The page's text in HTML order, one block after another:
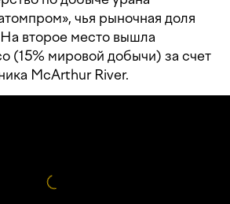
чья рыночная доля
второе место вышла
(15% мировой добычи) за счет
McArthur River.